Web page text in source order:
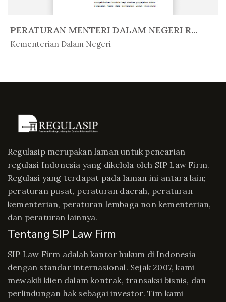
PERATURAN MENTERI DALAM NEGERI R...
Kementerian Dalam Negeri
In Peratur...
Regulasip merupakan laman untuk pencarian
regulasi Indonesia yang dikelola oleh SIP Law Firm.
Regulasi yang terdapat pada laman ini antara lain;
peraturan pusat, peraturan daerah, peraturan
kementerian, peraturan lembaga non kementerian,
dan peraturan lainnya.
Tentang SIP Law Firm
SIP Law Firm adalah kantor hukum di Indonesia
dengan standar internasional. Sejak 2007, kami
mewakili klien dalam kontrak, transaksi bisnis, dan
perlindungan hak sebagai investor. Tim kami